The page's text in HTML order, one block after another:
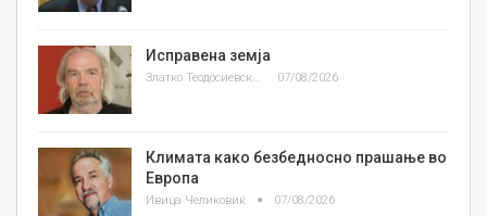
Исправена земја
Златко Теодосиевски 07/08/2026
Климата како безбедносно прашање во
Европа
Ивица Челиковиќ 07/08/2026